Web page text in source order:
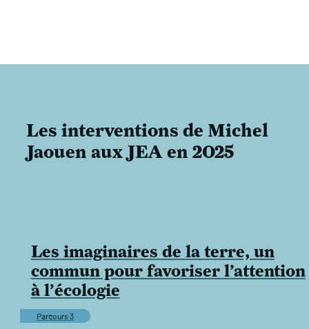
Les interventions de Michel
Jaouen aux JEA en 2025
Les imaginaires de la terre, un
commun pour favoriser l’attention
à l’écologie
Parcours 3